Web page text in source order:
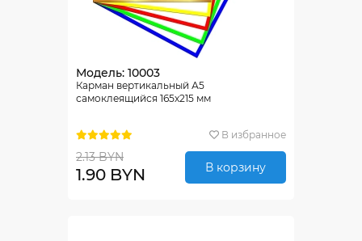
Модель: 10003
Карман вертикальный А5
самоклеящийся 165х215 мм
В избранное
2.13 BYN
1.90 BYN В корзину